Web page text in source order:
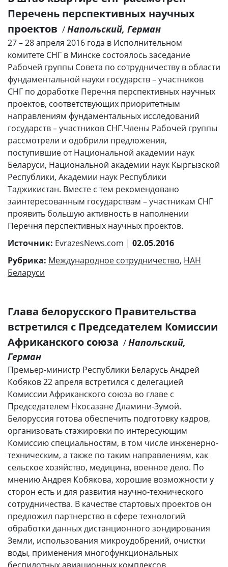
Перечень перспективных научных
проектов /Напольский, Герман
27 – 28 апреля 2016 года в Исполнительном
комитете СНГ в Минске состоялось заседание
Рабочей группы Совета по сотрудничеству в области
фундаментальной науки государств – участников
СНГ по доработке Перечня перспективных научных
проектов, соответствующих приоритетным
направлениям фундаментальных исследований
государств – участников СНГ.Члены Рабочей группы
рассмотрели и одобрили предложения,
поступившие от Национальной академии наук
Беларуси, Национальной академии наук Кыргызской
Республики, Академии наук Республики
Таджикистан. Вместе с тем рекомендовано
заинтересованным государствам – участникам СНГ
проявить большую активность в наполнении
Перечня перспективных научных проектов.
Источник: EvrazesNews.com | 02.05.2016
Рубрика: Международное сотрудничество, НАН
Беларуси
Глава белорусского Правительства
встретился с Председателем Комиссии
Африканского союза /Напольский,
Герман
Премьер-министр Республики Беларусь Андрей
Кобяков 22 апреля встретился с делегацией
Комиссии Африканского союза во главе с
Председателем Нкосазане Дламини-Зумой.
Белоруссия готова обеспечить подготовку кадров,
организовать стажировки по интересующим
Комиссию специальностям, в том числе инженерно-
техническим, а также по таким направлениям, как
сельское хозяйство, медицина, военное дело. По
мнению Андрея Кобякова, хорошие возможности у
сторон есть и для развития научно-технического
сотрудничества. В качестве стартовых проектов он
предложил партнерство в сфере технологий
обработки данных дистанционного зондирования
Земли, использования микроудобрений, очистки
воды, применения многофункциональных